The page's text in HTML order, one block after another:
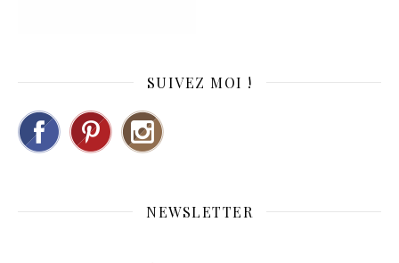
SUIVEZ MOI !
NEWSLETTER